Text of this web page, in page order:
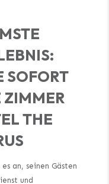
SOFORT
ZIMMER
THE
an, seinen Gästen
und